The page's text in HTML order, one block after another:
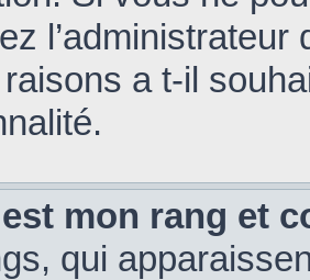
a t-il
mon rang et
qui